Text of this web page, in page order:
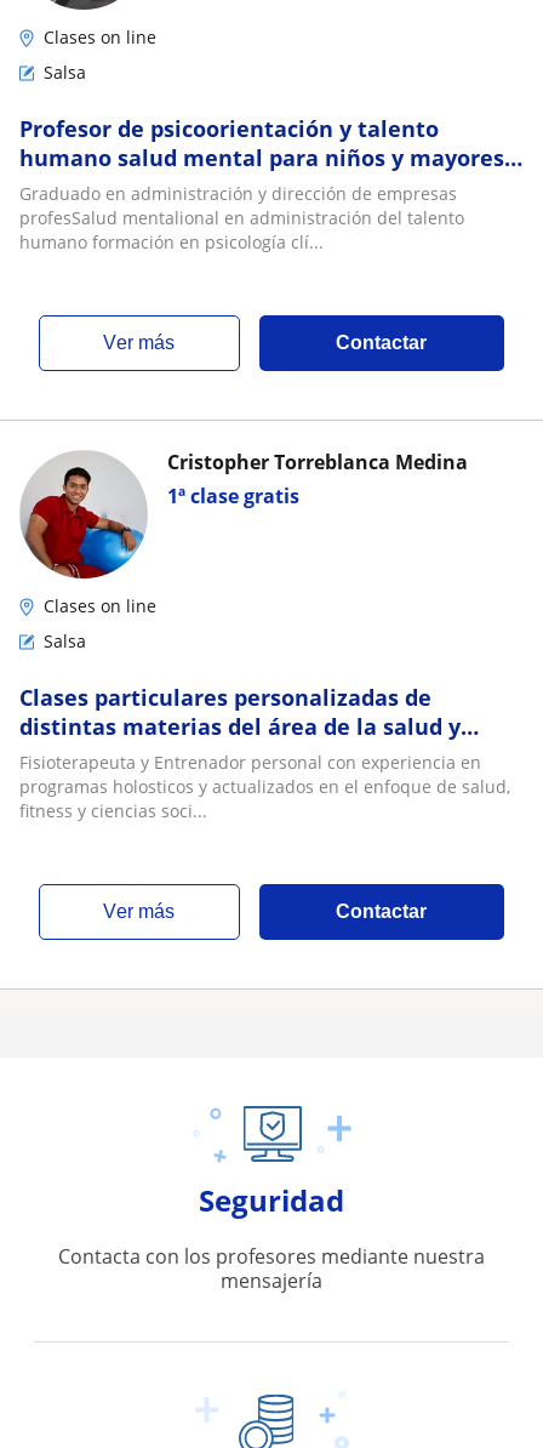
Clases on line
Salsa
Profesor de psicoorientación y talento
humano salud mental para niños y mayores
padres de familia
Graduado en administración y dirección de empresas
profesSalud mentalional en administración del talento
humano formación en psicología clí...
ver más Contactar
1ª clase gratis
Cristopher Torreblanca Medina
Clases on line
Salsa
Clases particulares personalizadas de
distintas materias del área de la salud y
ciencias sociales
Fisioterapeuta y Entrenador personal con experiencia en
programas holosticos y actualizados en el enfoque de salud,
fitness y ciencias soci...
ver más Contactar
Seguridad
Contacta con los profesores mediante nuestra
mensajería